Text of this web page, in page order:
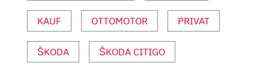
KAUF OTTOMOTOR PRIVAT
ŠKODA ŠKODA CITIGO